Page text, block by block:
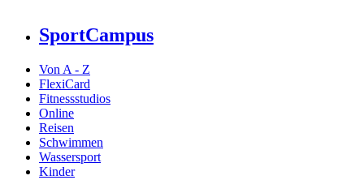
SportCampus
Von A - Z
FlexiCard
Fitnessstudios
Online
Reisen
Schwimmen
Wassersport
Kinder